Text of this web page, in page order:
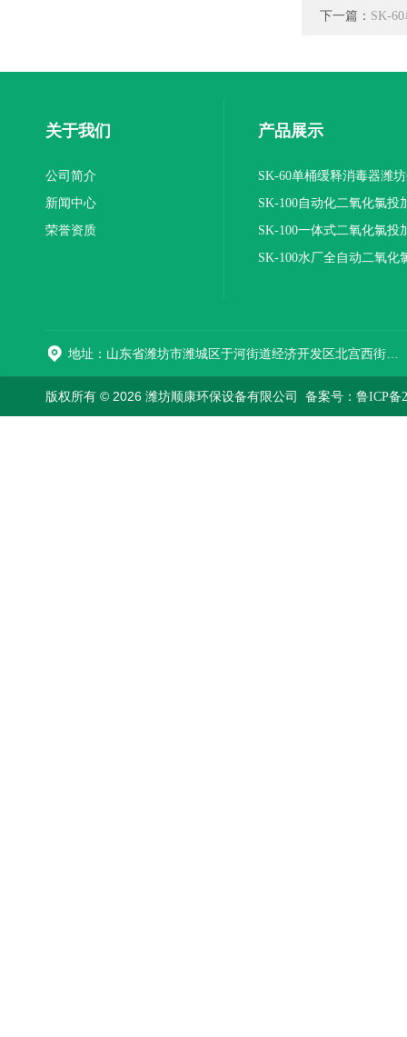
下一篇： SK-
关于我们
公司简介
新闻中心
荣誉资质
产品展示
SK-60单桶缓释消毒器潍
SK-100自动化二氧化氯投
装置
SK-100一体式二氧化氯投
报价
SK-100水厂全自动二氧化
版权所有 © 2026 潍坊顺康环保设备有限公司 备案号：鲁ICP备